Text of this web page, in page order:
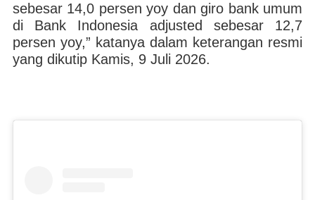
sebesar 14,0 persen yoy dan giro bank umum
di Bank Indonesia adjusted sebesar 12,7
persen yoy,” katanya dalam keterangan resmi
yang dikutip Kamis, 9 Juli 2026.